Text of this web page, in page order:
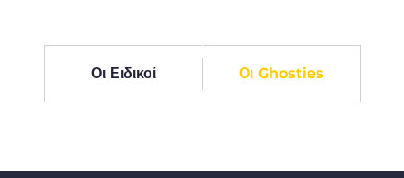
Οι Ειδικοί Οι Ghosties